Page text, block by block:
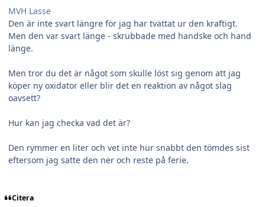
MVH Lasse
Den är inte svart längre för jag har tvättat ur den kraftigt.
Men den var svart länge - skrubbade med handske och hand
länge.
Men tror du det är något som skulle löst sig genom att jag
köper ny oxidator eller blir det en reaktion av något slag
oavsett?
Hur kan jag checka vad det är?
Den rymmer en liter och vet inte hur snabbt den tömdes sist
eftersom jag satte den ner och reste på ferie.
Citera